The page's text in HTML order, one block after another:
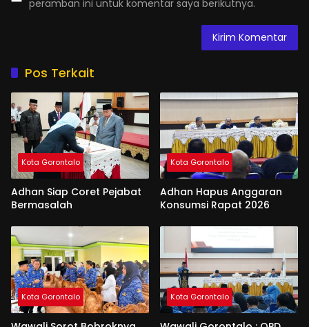
peramban ini untuk komentar saya berikutnya.
Pos Terkait
Kota Gorontalo
Adhan Siap Coret Pejabat
Bermasalah
Kota Gorontalo
Adhan Hapus Anggaran
Konsumsi Rapat 2026
Kota Gorontalo Kota Gorontalo